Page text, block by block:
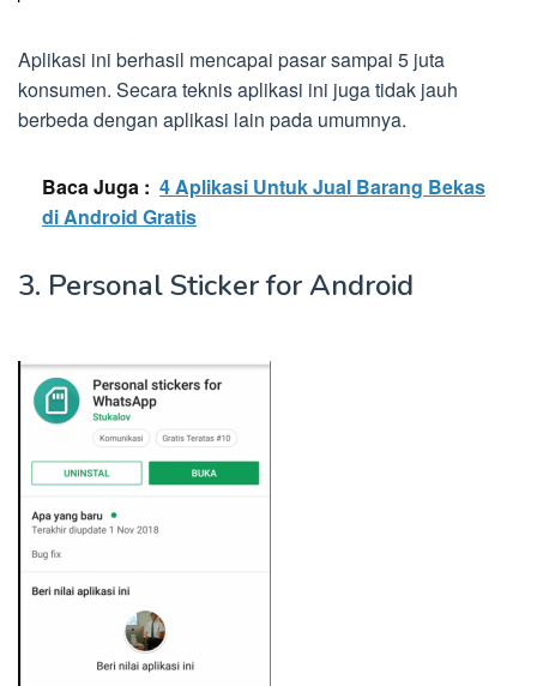
Aplikasi ini berhasil mencapai pasar sampai 5 juta
konsumen. Secara teknis aplikasi ini juga tidak jauh
berbeda dengan aplikasi lain pada umumnya.
Baca Juga : 4 Aplikasi Untuk Jual Barang Bekas
di Android Gratis
3. Personal Sticker for Android